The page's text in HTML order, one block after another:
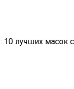
лучших масок с